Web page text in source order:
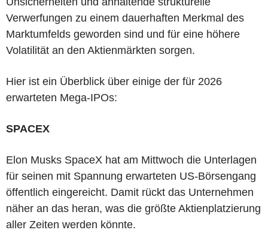
Verwerfungen zu einem dauerhaften Merkmal des
Marktumfelds geworden sind und für eine höhere
Volatilität an den Aktienmärkten sorgen.
Hier ist ein Überblick über einige der für 2026
erwarteten Mega-IPOs:
SPACEX
Elon Musks SpaceX hat am Mittwoch die Unterlagen
für seinen mit Spannung erwarteten US-Börsengang
öffentlich eingereicht. Damit rückt das Unternehmen
näher an das heran, was die größte Aktienplatzierung
aller Zeiten werden könnte.